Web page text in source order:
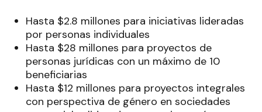
Hasta $2.8 millones para iniciativas lideradas
por personas individuales
Hasta $28 millones para proyectos de
personas jurídicas con un máximo de 10
beneficiarias
Hasta $12 millones para proyectos integrales
con perspectiva de género en sociedades